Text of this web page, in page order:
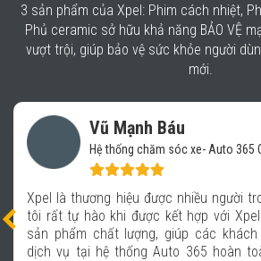
3 sản phẩm của Xpel: Phim cách nhiệt,
Phủ ceramic sở hữu khả năng BẢO VỆ
vượt trội, giúp bảo vệ sức khỏe người
mới.
Đỗ Thiên Minh
Khu biệt thự Dương Nội -
Đầu tư thêm cho xế một lớp
thấy chiếc xe như lên một
suốt, bóng mịn giúp bảo vệ lớp
ấn tượng nhất là khả năng phục